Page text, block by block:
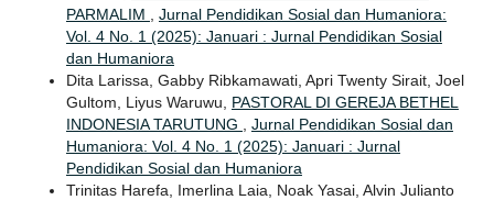
PARMALIM
Jurnal Pendidikan Sosial dan Humaniora:
Vol. 4 No. 1 (2025): Januari : Jurnal Pendidikan Sosial
dan Humaniora
Dita Larissa, Gabby Ribkamawati, Apri Twenty Sirait, Joel
Gultom, Liyus Waruwu, PASTORAL DI GEREJA BETHEL
INDONESIA TARUTUNG
Jurnal Pendidikan Sosial dan
Humaniora: Vol. 4 No. 1 (2025): Januari : Jurnal
Pendidikan Sosial dan Humaniora
Trinitas Harefa, Imerlina Laia, Noak Yasai, Alvin Julianto